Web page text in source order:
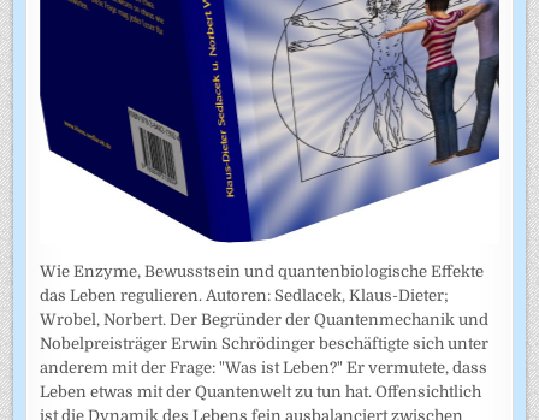
Wie Enzyme, Bewusstsein und quantenbiologische Effekte
das Leben regulieren. Autoren: Sedlacek, Klaus-Dieter;
Wrobel, Norbert. Der Begründer der Quantenmechanik und
Nobelpreisträger Erwin Schrödinger beschäftigte sich unter
anderem mit der Frage: "Was ist Leben?" Er vermutete, dass
Leben etwas mit der Quantenwelt zu tun hat. Offensichtlich
ist die Dynamik des Lebens fein ausbalanciert zwischen